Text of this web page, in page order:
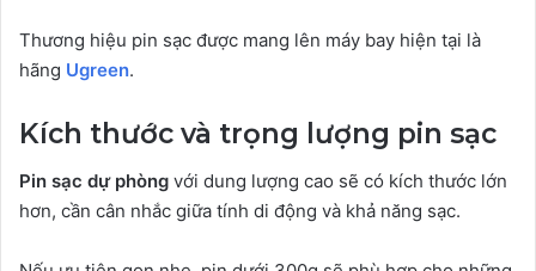
Thương hiệu pin sạc được mang lên máy bay hiện tại là
hãng Ugreen.
Kích thước và trọng lượng pin sạc
Pin sạc dự phòng với dung lượng cao sẽ có kích thước lớn
hơn, cần cân nhắc giữa tính di động và khả năng sạc.